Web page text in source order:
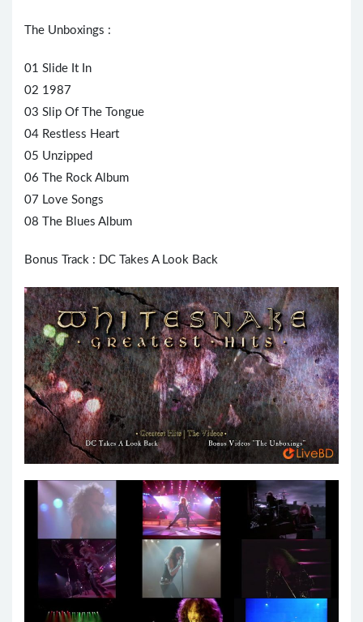
The Unboxings :
01 Slide It In
02 1987
03 Slip Of The Tongue
04 Restless Heart
05 Unzipped
06 The Rock Album
07 Love Songs
08 The Blues Album
Bonus Track : DC Takes A Look Back